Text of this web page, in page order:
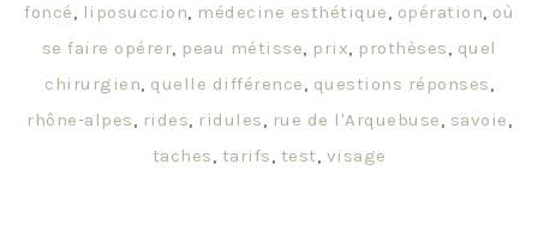
foncé, liposuccion, médecine esthétique, opération, où
se faire opérer, peau métisse, prix, prothèses, quel
chirurgien, quelle différence, questions réponses,
rhône-alpes, rides, ridules, rue de l'Arquebuse, savoie,
taches, tarifs, test, visage